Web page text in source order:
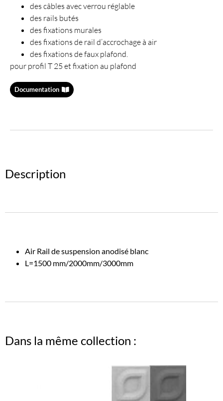
des câbles avec verrou réglable
des rails butés
des fixations murales
des fixations de rail d’accrochage à air
des fixations de faux plafond.
pour profil T 25 et fixation au plafond
Documentation
Description
Air Rail de suspension anodisé blanc
L=1500 mm/2000mm/3000mm
Dans la même collection :